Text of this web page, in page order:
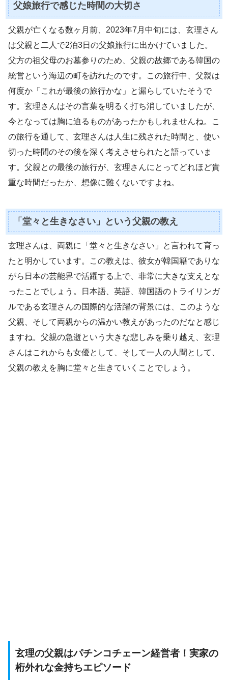
父娘旅行で感じた時間の大切さ
父親が亡くなる数ヶ月前、2023年7月中旬には、玄理さん
は父親と二人で2泊3日の父娘旅行に出かけていました。
父方の祖父母のお墓参りのため、父親の故郷である韓国の
統営という海辺の町を訪れたのです。この旅行中、父親は
何度か「これが最後の旅行かな」と漏らしていたそうで
す。玄理さんはその言葉を明るく打ち消していましたが、
今となっては胸に迫るものがあったかもしれませんね。こ
の旅行を通して、玄理さんは人生に残された時間と、使い
切った時間のその後を深く考えさせられたと語っていま
す。父親との最後の旅行が、玄理さんにとってどれほど貴
重な時間だったか、想像に難くないですよね。
「堂々と生きなさい」という父親の教え
玄理さんは、両親に「堂々と生きなさい」と言われて育っ
たと明かしています。この教えは、彼女が韓国籍でありな
がら日本の芸能界で活躍する上で、非常に大きな支えとな
ったことでしょう。日本語、英語、韓国語のトライリンガ
ルである玄理さんの国際的な活躍の背景には、このような
父親、そして両親からの温かい教えがあったのだなと感じ
ますね。父親の急逝という大きな悲しみを乗り越え、玄理
さんはこれからも女優として、そして一人の人間として、
父親の教えを胸に堂々と生きていくことでしょう。
玄理の父親はパチンコチェーン経営者！実家の
桁外れな金持ちエピソード